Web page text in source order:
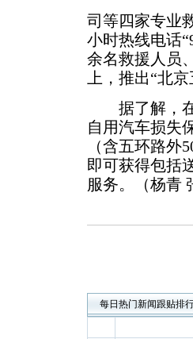
司等四家专业
小时热线电话
余名救援人员
上，推出“北
据了解，在1
自用汽车损失
（含五环路外
即可获得包括
服务。（杨青
每日热门新闻跟贴排